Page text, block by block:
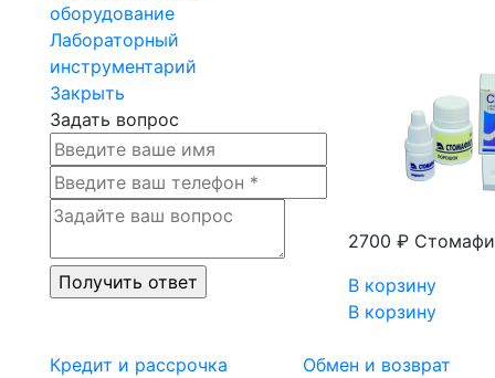
оборудование
Лабораторный
инструментарий
Закрыть
Задать вопрос
2700 ₽
В корзину
В корзину
Кредит и рассрочка
Обмен и возврат